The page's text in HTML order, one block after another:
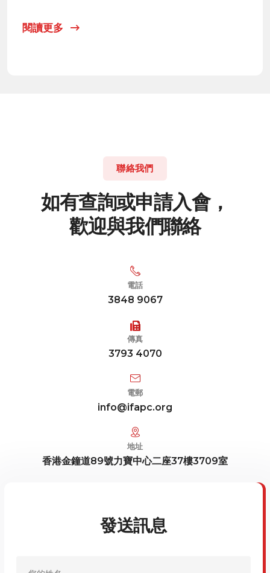
閱讀更多
聯絡我們
如有查詢或申請入會，
歡迎與我們聯絡
電話
3848 9067
傳真
3793 4070
電郵
info@ifapc.org
地址
香港金鐘道89號力寶中心二座37樓3709室
發送訊息